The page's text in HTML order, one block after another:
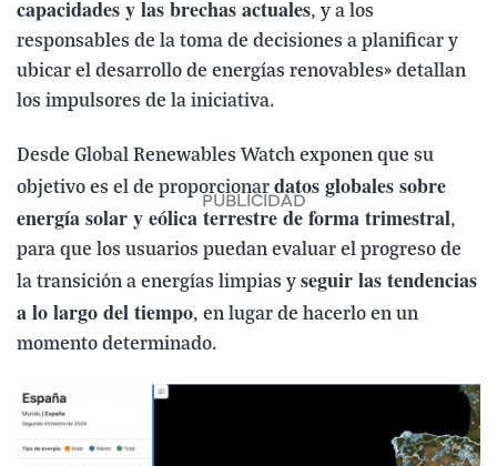
capacidades y las brechas actuales, y a los
responsables de la toma de decisiones a planificar y
ubicar el desarrollo de energías renovables» detallan
los impulsores de la iniciativa.
Desde Global Renewables Watch exponen que su
objetivo es el de proporcionar datos globales sobre
energía solar y eólica terrestre de forma trimestral,
para que los usuarios puedan evaluar el progreso de
la transición a energías limpias y seguir las tendencias
a lo largo del tiempo, en lugar de hacerlo en un
momento determinado.